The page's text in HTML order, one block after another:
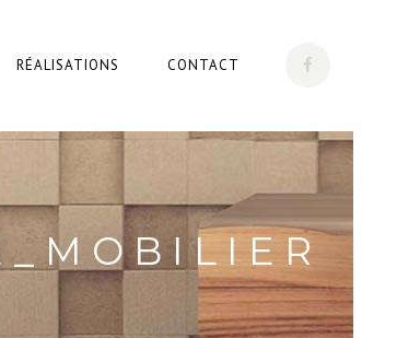
RÉALISATIONS CONTACT